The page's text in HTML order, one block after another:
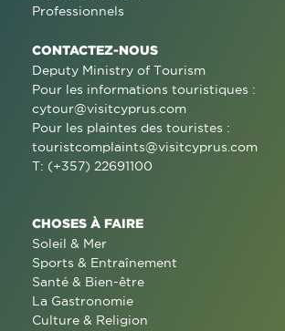
Professionnels
CONTACTEZ-NOUS
Deputy Ministry of Tourism
Pour les informations touristiques :
cytour@visitcyprus.com
Pour les plaintes des touristes :
touristcomplaints@visitcyprus.com
T: (+357) 22691100
CHOSES À FAIRE
Soleil & Mer
Sports & Entraînement
Santé & Bien-être
La Gastronomie
Culture & Religion